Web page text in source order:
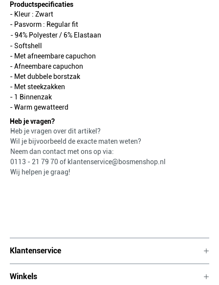
Productspecificaties
- Kleur : Zwart
- Pasvorm : Regular fit
- 94% Polyester / 6% Elastaan
- Softshell
- Met afneembare capuchon
- Afneembare capuchon
- Met dubbele borstzak
- Met steekzakken
- 1 Binnenzak
- Warm gewatteerd
Heb je vragen?
Heb je vragen over dit artikel?
Wil je bijvoorbeeld de exacte maten weten?
Neem dan contact met ons op via:
0113 - 21 79 70 of klantenservice@bosmenshop.nl
Wij helpen je graag!
Klantenservice
Winkels